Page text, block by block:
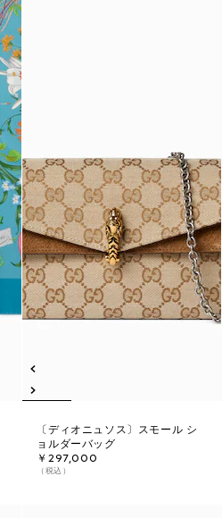
〔ディオニュソス〕スモール シ
ョルダーバッグ
￥297,000
（税込）